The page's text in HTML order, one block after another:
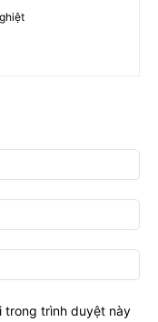
trong trình duyệt này